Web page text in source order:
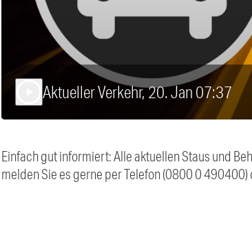
Aktueller Verkehr, 20. Jan 07:37
Einfach gut informiert: Alle aktuellen Staus und
melden Sie es gerne per Telefon (0800 0